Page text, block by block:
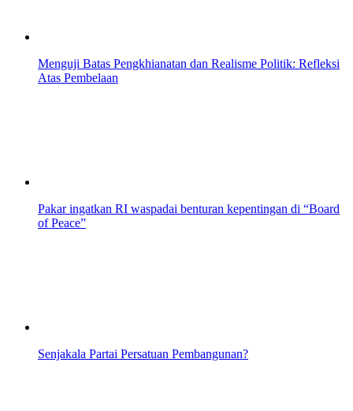
Menguji Batas Pengkhianatan dan Realisme Politik: Refleksi
Atas Pembelaan
Pakar ingatkan RI waspadai benturan kepentingan di “Board
of Peace”
Senjakala Partai Persatuan Pembangunan?